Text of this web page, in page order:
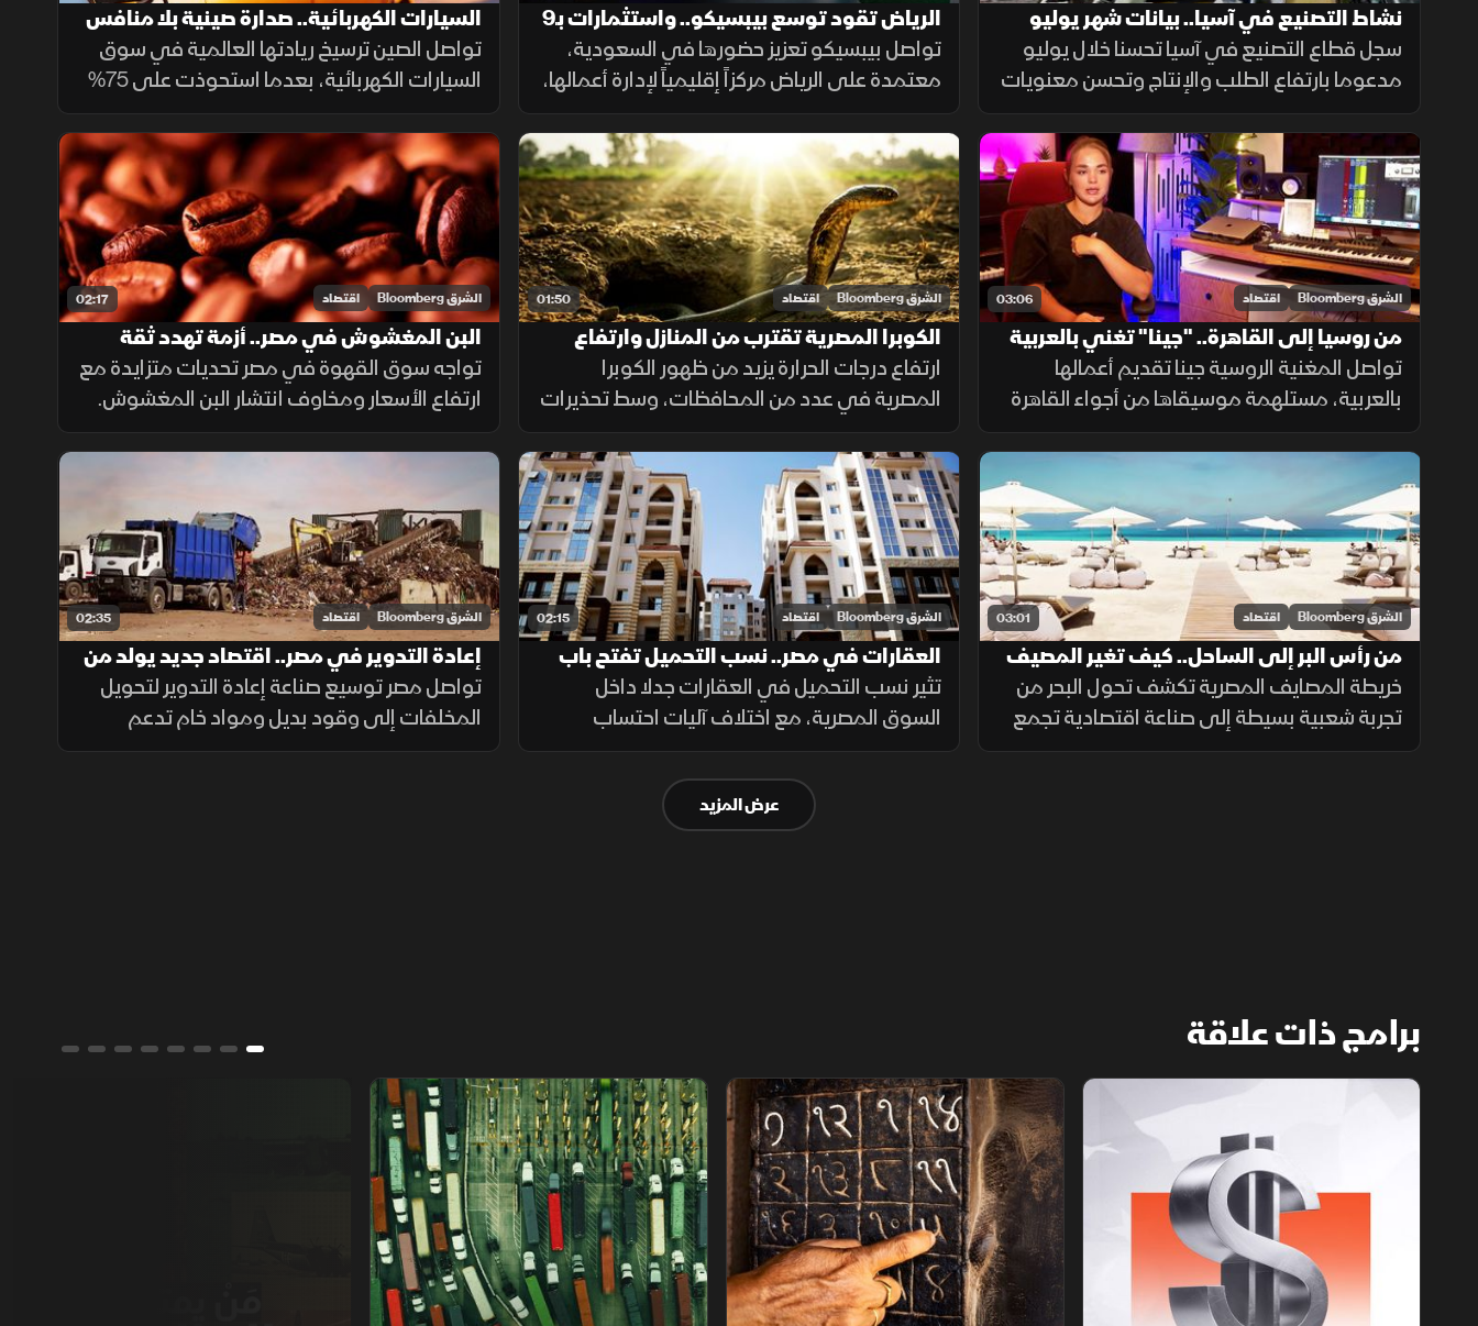
نشاط التصنيع في آسيا.. بيانات شهر يوليو
سجل قطاع التصنيع في آسيا تحسنا خلال يوليو
مدعوما بارتفاع الطلب والإنتاج وتحسن معنويات
الشركات، في حين جاءت الصين على خلاف الاتجاه
مع استمرار انكماش نشاط المصانع.
الرياض تقود توسع بيبسيكو.. واستثمارات بـ9
مليارات ريال
تواصل بيبسيكو تعزيز حضورها في السعودية،
معتمدة على الرياض مركزاً إقليمياً لإدارة أعمالها،
مدعومة باستثمارات كبيرة وخطط للتوسع
والابتكار.
السيارات الكهربائية.. صدارة صينية بلا منافس
تواصل الصين ترسيخ ريادتها العالمية في سوق
السيارات الكهربائية، بعدما استحوذت على 75%
من الإنتاج و63% من المبيعات العالمية خلال
2025، مع استمرار تفوق شركاتها وعلى رأسها
"BYD" التي تجاوزت "تسلا".
03:06 الشرق Bloomberg اقتصاد
من روسيا إلى القاهرة.. "جينا" تغني بالعربية
تواصل المغنية الروسية جينا تقديم أعمالها
بالعربية، مستلهمة موسيقاها من أجواء القاهرة
والأغنية المصرية، رغم صعوبة اللغة، ساعية
لإصدار ألبوم كامل وبناء قاعدة جماهيرية داخل
مصر.
01:50 الشرق Bloomberg اقتصاد
الكوبرا المصرية تقترب من المنازل وارتفاع
الحرارة يفاقم الخطر
ارتفاع درجات الحرارة يزيد من ظهور الكوبرا
المصرية في عدد من المحافظات، وسط تحذيرات
صحية وتأكيدات بتوافر المصل وإجراءات للحد من
انتشارها.
02:17 الشرق Bloomberg اقتصاد
البن المغشوش في مصر.. أزمة تهدد ثقة
المستهلكين
تواجه سوق القهوة في مصر تحديات متزايدة مع
ارتفاع الأسعار ومخاوف انتشار البن المغشوش.
وتواصل الجهات الرقابية فحص الشحنات
المستوردة، فيما ينصح مختصون بشراء البن من
مصادر موثوقة لضمان الجودة.
03:01 الشرق Bloomberg اقتصاد
من رأس البر إلى الساحل.. كيف تغير المصيف
المصري؟
خريطة المصايف المصرية تكشف تحول البحر من
تجربة شعبية بسيطة إلى صناعة اقتصادية تجمع
السياحة بالعقارات والترفيه والخدمات الفاخرة.
02:15 الشرق Bloomberg اقتصاد
العقارات في مصر.. نسب التحميل تفتح باب
الجدل من جديد
تثير نسب التحميل في العقارات جدلا داخل
السوق المصرية، مع اختلاف آليات احتساب
المساحات المشتركة بين المشروعات. ويطالب
المشترون بمزيد من الشفافية عن المساحة
الصافية قبل التعاقد، بما يضمن وضوح التكلفة.
02:35 الشرق Bloomberg اقتصاد
إعادة التدوير في مصر.. اقتصاد جديد يولد من
قلب المخلفات
تواصل مصر توسيع صناعة إعادة التدوير لتحويل
المخلفات إلى وقود بديل ومواد خام تدعم
الصناعة والزراعة، في ظل تنامي الاستثمارات
عرض المزيد
برامج ذات علاقة
الأسواق الأميركية ملحمة الأرقام سلاسل الاستهلاك